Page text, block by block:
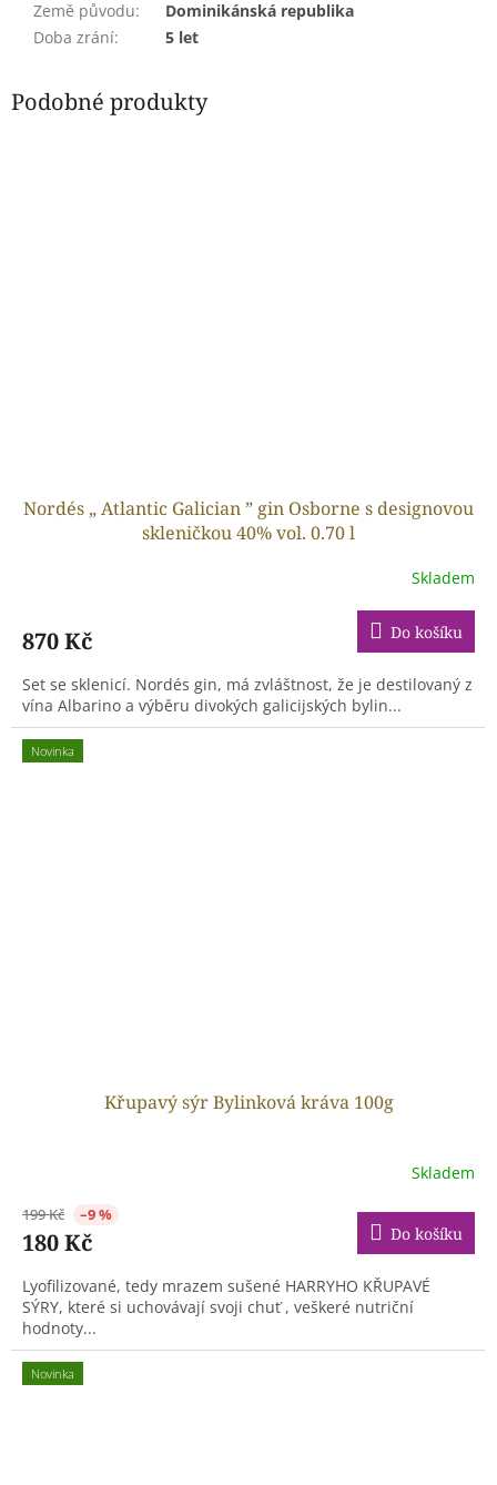
Země původu:
Dominikánská republika
Doba zrání: 5 let
Podobné produkty
Nordés „ Atlantic Galician ” gin Osborne s designovou
skleničkou 40% vol. 0.70 l
Skladem
870 Kč Do košíku
Set se sklenicí. Nordés gin, má zvláštnost, že je destilovaný z
vína Albarino a výběru divokých galicijských bylin...
Novinka
Křupavý sýr Bylinková kráva 100g
Skladem
199 Kč –9 %
180 Kč Do košíku
Lyofilizované, tedy mrazem sušené HARRYHO KŘUPAVÉ
SÝRY, které si uchovávají svoji chuť , veškeré nutriční
hodnoty...
Novinka